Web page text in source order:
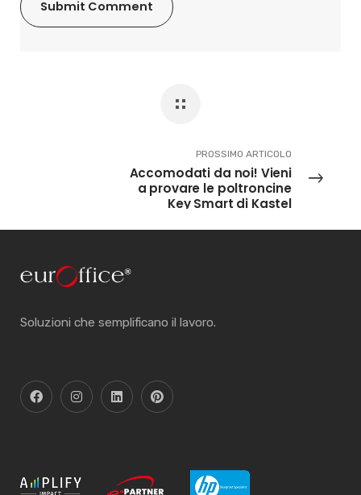
PROSSIMO ARTICOLO
Accomodati da noi! Vieni
a provare le poltroncine
Key Smart di Kastel
Soluzioni che semplificano il lavoro.